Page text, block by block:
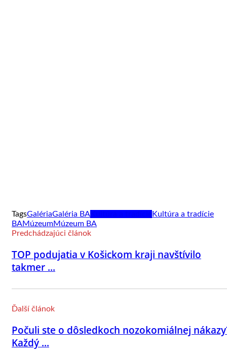
TagsGalériaGaléria BA
Kultúra a tradície
BAMúzeumMúzeum BA
Predchádzajúci článok
TOP podujatia v Košickom kraji navštívilo
takmer ...
Ďalší článok
Počuli ste o dôsledkoch nozokomiálnej
Každý ...